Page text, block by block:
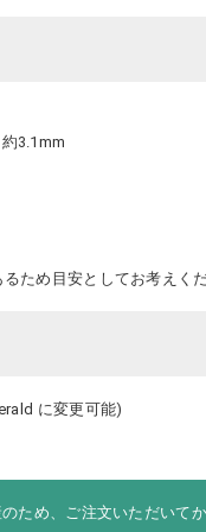
3.1mm
ため目安としてお考えくだ
に変更可能)
ため、ご注文いただいて